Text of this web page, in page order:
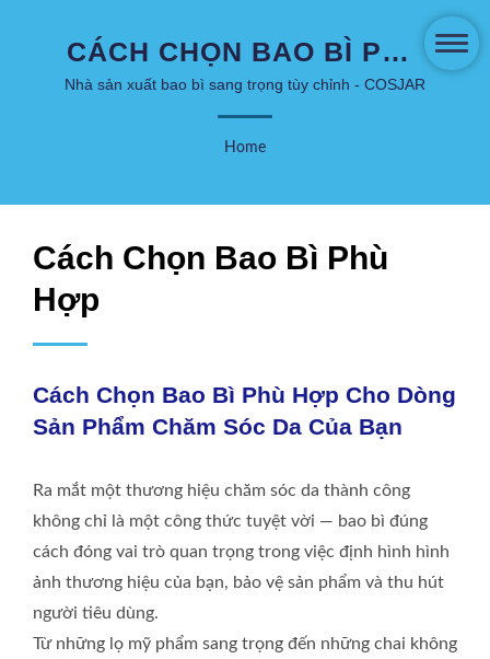
CÁCH CHỌN BAO BÌ PHÙ
HỢP CHO DÒNG SẢN
PHẨM CHĂM SÓC DA
SÓC DA VÀ MỸ PHẨM
SÁNG TẠO - COSJAR
Nhà sản xuất bao bì sang trọng tùy chỉnh - COSJAR
Home
Cách Chọn Bao Bì Phù
Hợp
Cách Chọn Bao Bì Phù Hợp Cho Dòng
Sản Phẩm Chăm Sóc Da Của Bạn
Ra mắt một thương hiệu chăm sóc da thành công
không chỉ là một công thức tuyệt vời — bao bì đúng
cách đóng vai trò quan trọng trong việc định hình hình
ảnh thương hiệu của bạn, bảo vệ sản phẩm và thu hút
người tiêu dùng.
Từ những lọ mỹ phẩm sang trọng đến những chai không